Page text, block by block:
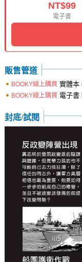
NT$99
電子書
販售管道
BOOKY線上購買 實體本
BOOKY線上購買 電子書
封底/試閱